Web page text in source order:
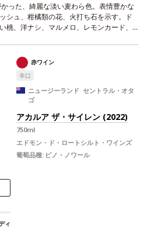
った、綺麗な淡い麦わら色。表情豊かな
シュ、柑橘類の花、火打ち石を示す。ド
桃、洋ナシ、マルメロ、レモンカード、
のフィニッシュが続く。合う料理グリル
菜、山羊のチーズやグリュイエールなど
適
葡萄品種
庫切れの場合、在庫があり価格が同様の
変更されます、ご了承ください。
ィ
赤ワイン
辛口
ニュージーランド セントラル・オタ
ゴ
アカルア ザ・サイレン (2022)
750ml
エドモン・ド・ロートシルト・ワインズ
葡萄品種: ピノ・ノワール